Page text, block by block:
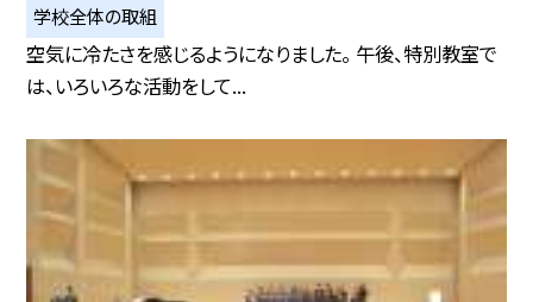
学校全体の取組
空気に冷たさを感じるようになりました。 午後、特別教室で
は、いろいろな活動をして...